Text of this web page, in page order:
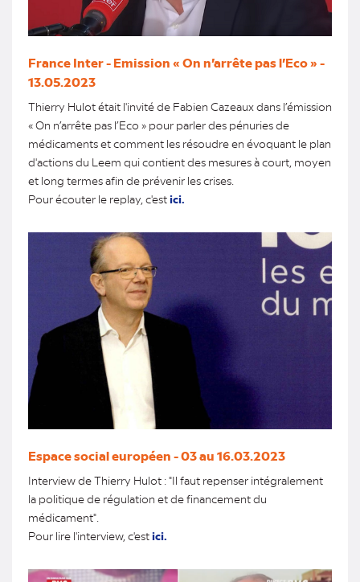
France Inter - Emission « On n’arrête pas l’Eco » -
13.05.2023
Thierry Hulot était l'invité de Fabien Cazeaux dans l’émission
« On n’arrête pas l’Eco » pour parler des pénuries de
médicaments et comment les résoudre en évoquant le plan
d'actions du Leem qui contient des mesures à court, moyen
et long termes afin de prévenir les crises.
Pour écouter le replay, c'estici.
Espace social européen - 03 au 16.03.2023
Interview de Thierry Hulot : "Il faut repenser intégralement
la politique de régulation et de financement du
médicament".
Pour lire l'interview, c'estici.